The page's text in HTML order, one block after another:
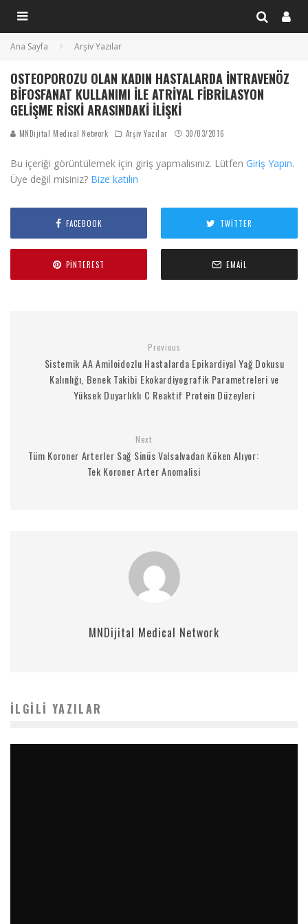
Ana Sayfa Arşiv Yazılar
OSTEOPOROZU OLAN KADIN HASTALARDA İNTRAVENÖZ
BIFOSFANAT KULLANIMI ILE ATRIYAL FIBRILASYON
GELIŞME RISKI ARASINDAKI İLIŞKI
MNDijital Medical Network Arşiv Yazılar 30/03/2016
Bu içeriği görüntülemek için giriş yapmalısınız. Lütfen Giriş Yapın.
Üye değil misiniz? Bize katılın
FACEBOOK TWITTER
PINTEREST EMAIL
Previous
Sistemik AA Amiloidozlu Hastalarda Epikardiyal Yağ Dokusu
Kalınlığı, Benek Takibi Ekokardiyografik Parametreleri ve
Yüksek Duyarlıklı C Reaktif Protein Düzeyleri
Next
Tüm Koroner Arterler Sağ Sinüs Valsalvadan Köken Alıyor:
Tek Koroner Arter Anomalisi
MNDijital Medical Network
İLGILI YAZILAR